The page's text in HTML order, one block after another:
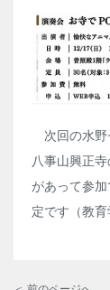
次回の水野
八事山興正
があって参
定です（教